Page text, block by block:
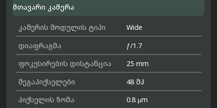
მთავარი კამერა
კამერის მოდულის ტიპი
Wide
დიაფრაგმა
ƒ/1.7
ფოკუსირების დისტანცია
25 mm
მეგაპიქსელები
48 მპ
პიქსელის ზომა
0.8 μm